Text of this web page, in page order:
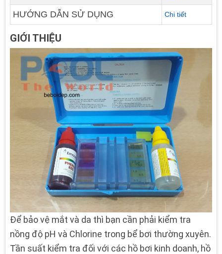
HƯỚNG DẪN SỬ DỤNG Chi tiết
GIỚI THIỆU
Để bảo vệ mắt và da thì bạn cần phải kiểm tra
nồng độ pH và Chlorine trong bể bơi thường xuyên.
Tần suất kiểm tra đối với các hồ bơi kinh doanh, hồ